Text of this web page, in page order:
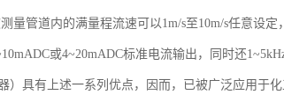
量管道内的满量程流速可以1m/s至10m/s任意设定
或4~20mADC标准电流输出，同时还
）具有上述一系列优点，因而，已被广泛应用于